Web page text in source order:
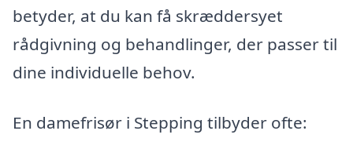
betyder, at du kan få skræddersyet
rådgivning og behandlinger, der passer til
dine individuelle behov.
En damefrisør i Stepping tilbyder ofte: